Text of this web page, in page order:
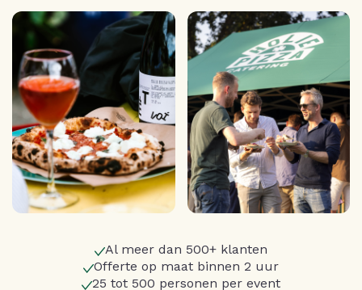
Al meer dan 500+ klanten
Offerte op maat binnen 2 uur
25 tot 500 personen per event